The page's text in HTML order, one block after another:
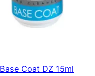
Base Coat DZ 15ml